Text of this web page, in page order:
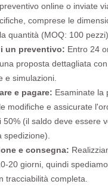
online o inviate
comprese le
quantità (MOQ: 100 pezzi).
un preventivo: Entro 24
proposta dettagliata con
e simulazioni.
e pagare: Esaminate la
modifiche e assicurate
50% (il saldo deve essere
spedizione).
e consegna:
20 giorni, quindi
tracciabilità completa.